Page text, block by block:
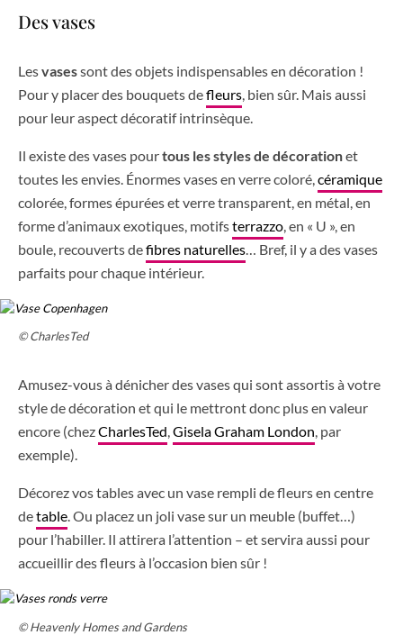
Des vases
Lesvasessont des objets indispensables en décoration !
Pour y placer des bouquets defleurs , bien sûr. Mais aussi
pour leur aspect décoratif intrinsèque.
Il existe des vases pourtous les styles de décorationet
toutes les envies. Énormes vases en verre coloré, céramique
colorée, formes épurées et verre transparent, en métal, en
forme d’animaux exotiques, motifsterrazzo , en « U », en
boule, recouverts defibres naturelles … Bref, il y a des vases
parfaits pour chaque intérieur.
© CharlesTed
Amusez-vous à dénicher des vases qui sont assortis à votre
style de décoration et qui le mettront donc plus en valeur
encore (chezCharlesTed,Gisela Graham London, par
exemple).
Décorez vos tables avec un vase rempli de fleurs en centre
detable. Ou placez un joli vase sur un meuble (buffet…)
pour l’habiller. Il attirera l’attention – et servira aussi pour
accueillir des fleurs à l’occasion bien sûr !
© Heavenly Homes and Gardens